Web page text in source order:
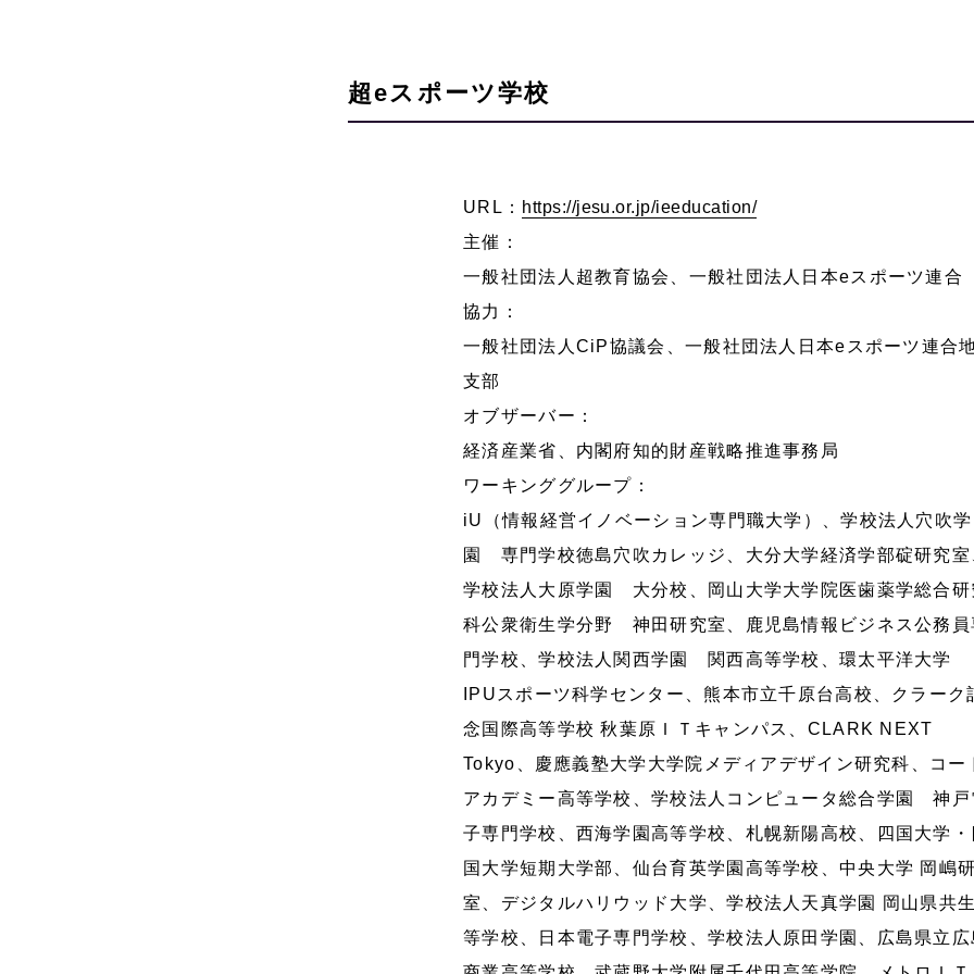
超eスポーツ学校
URL： https://jesu.or.jp/ieeducation/
主催：
一般社団法人超教育協会、一般社団法人日本eスポーツ連合
協力：
一般社団法人CiP協議会、一般社団法人日本eスポーツ連合
支部
オブザーバー：
経済産業省、内閣府知的財産戦略推進事務局
ワーキンググループ：
iU（情報経営イノベーション専門職大学）、学校法人穴吹学
園 専門学校徳島穴吹カレッジ、大分大学経済学部碇研究室
学校法人大原学園 大分校、岡山大学大学院医歯薬学総合研
科公衆衛生学分野 神田研究室、鹿児島情報ビジネス公務員
門学校、学校法人関西学園 関西高等学校、環太平洋大学
IPUスポーツ科学センター、熊本市立千原台高校、クラーク
念国際高等学校 秋葉原ＩＴキャンパス、CLARK NEXT
Tokyo、慶應義塾大学大学院メディアデザイン研究科、コー
アカデミー高等学校、学校法人コンピュータ総合学園 神戸
子専門学校、西海学園高等学校、札幌新陽高校、四国大学・
国大学短期大学部、仙台育英学園高等学校、中央大学 岡嶋
室、デジタルハリウッド大学、学校法人天真学園 岡山県共
等学校、日本電子専門学校、学校法人原田学園、広島県立広